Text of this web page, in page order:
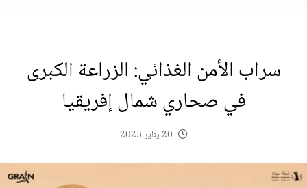
سراب الأمن الغذائي: الزراعة الكبرى
في صحاري شمال إفريقيا
20 يناير 2025